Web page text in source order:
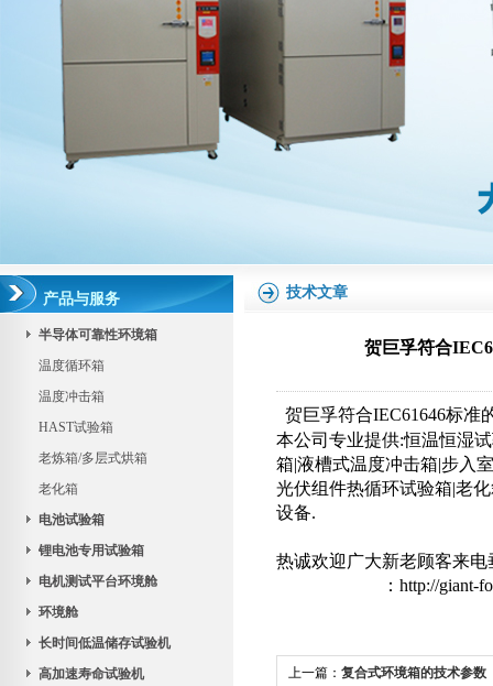
产品与服务
半导体可靠性环境箱
温度循环箱
温度冲击箱
HAST试验箱
老炼箱/多层式烘箱
老化箱
电池试验箱
锂电池专用试验箱
电机测试平台环境舱
环境舱
长时间低温储存试验机
高加速寿命试验机
技术文章
贺巨孚符合
贺巨孚符合IEC61646标准
本公司专业提供:恒温恒湿
箱|液槽式温度冲击箱|步入
光伏组件热循环试验箱|老
设备.
热诚欢迎广大新老顾客来电
：http://giant-
上一篇：复合式环境箱的技术参数